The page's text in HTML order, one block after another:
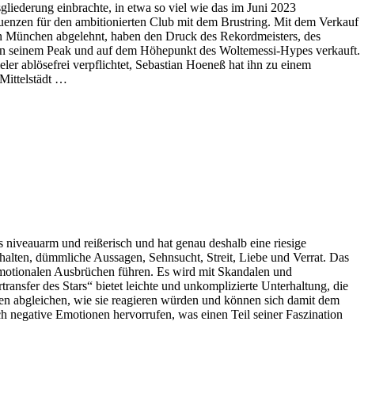
einbrachte, in etwa so viel wie das im Juni 2023
für den ambitionierten Club mit dem Brustring. Mit dem Verkauf
abgelehnt, haben den Druck des Rekordmeisters, des
Peak und auf dem Höhepunkt des Woltemessi-Hypes verkauft.
ablösefrei verpflichtet, Sebastian Hoeneß hat ihn zu einem
Mittelstädt …
und reißerisch und hat genau deshalb eine riesige
dümmliche Aussagen, Sehnsucht, Streit, Liebe und Verrat. Das
Ausbrüchen führen. Es wird mit Skandalen und
des Stars“ bietet leichte und unkomplizierte Unterhaltung, die
abgleichen, wie sie reagieren würden und können sich damit dem
negative Emotionen hervorrufen, was einen Teil seiner Faszination